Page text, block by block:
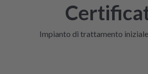
Impianto di trattamento